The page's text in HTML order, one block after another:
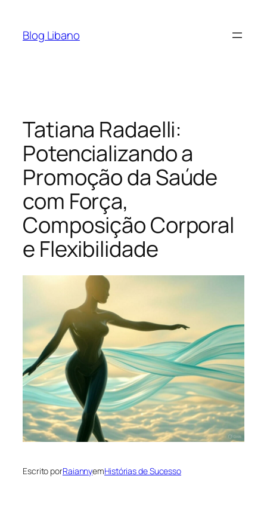
Blog Libano
Tatiana Radaelli:
Potencializando a
Promoção da Saúde
com Força,
Composição Corporal
e Flexibilidade
Escrito porRaiannyemHistórias de Sucesso